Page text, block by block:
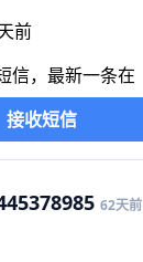
前
信，最新一条在
接收短信
62天前